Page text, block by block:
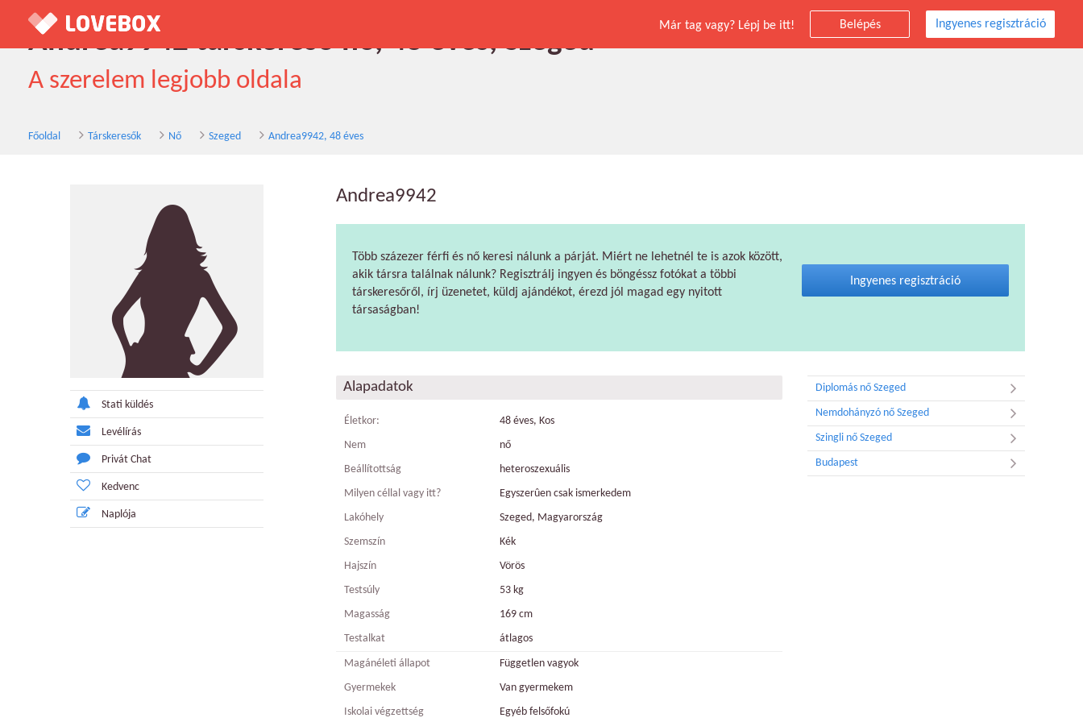
Már tag vagy? Lépj be itt! Belépés Ingyenes regisztráció
Andrea9942 társkereső nő, 48 éves, Szeged
A szerelem legjobb oldala
Főoldal Társkeresők Nő Szeged Andrea9942, 48 éves
Stati küldés
Levélírás
Privát Chat
Kedvenc
Naplója
Andrea9942
Több százezer férfi és nő keresi nálunk a párját. Miért ne lehetnél te is azok között,
akik társra találnak nálunk? Regisztrálj ingyen és böngéssz fotókat a többi
társkeresőről, írj üzenetet, küldj ajándékot, érezd jól magad egy nyitott
társaságban!
Ingyenes regisztráció
Alapadatok
Életkor:
48 éves, Kos
Nem
nő
Beállítottság
heteroszexuális
Milyen céllal vagy itt?
Egyszerûen csak ismerkedem
Lakóhely
Szeged, Magyarország
Szemszín
Kék
Hajszín
Vörös
Testsúly
53 kg
Magasság
169 cm
Testalkat
átlagos
Magánéleti állapot
Független vagyok
Gyermekek
Van gyermekem
Iskolai végzettség
Egyéb felsőfokú
Diplomás nő Szeged
Nemdohányzó nő Szeged
Szingli nő Szeged
Budapest